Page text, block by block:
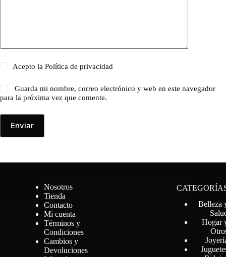
Acepto laPolítica de privacidad
Guarda mi nombre, correo electrónico y web en este navegador
para la próxima vez que comente.
Enviar
Nosotros
Tienda
Contacto
Mi cuenta
Términos y
Condiciones
Cambios y
Devoluciones
Belleza
Hogar